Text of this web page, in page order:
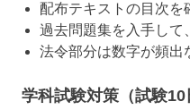
配布テキストの目次を
過去問題集を入手して
法令部分は数字が頻出
学科試験対策（試験10